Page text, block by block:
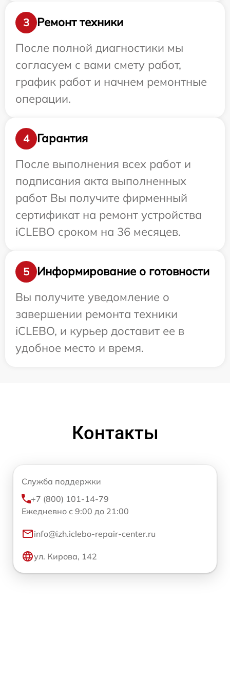
3
Ремонт техники
После полной диагностики мы
согласуем с вами смету работ,
график работ и начнем ремонтные
операции.
4
Гарантия
После выполнения всех работ и
подписания акта выполненных
работ Вы получите фирменный
сертификат на ремонт устройства
iCLEBO сроком на 36 месяцев.
5
Информирование о готовности
Вы получите уведомление о
завершении ремонта техники
iCLEBO, и курьер доставит ее в
удобное место и время.
Контакты
Служба поддержки
+7 (800) 101-14-79
Ежедневно с 9:00 до 21:00
info@izh.iclebo-repair-center.ru
ул. Кирова, 142